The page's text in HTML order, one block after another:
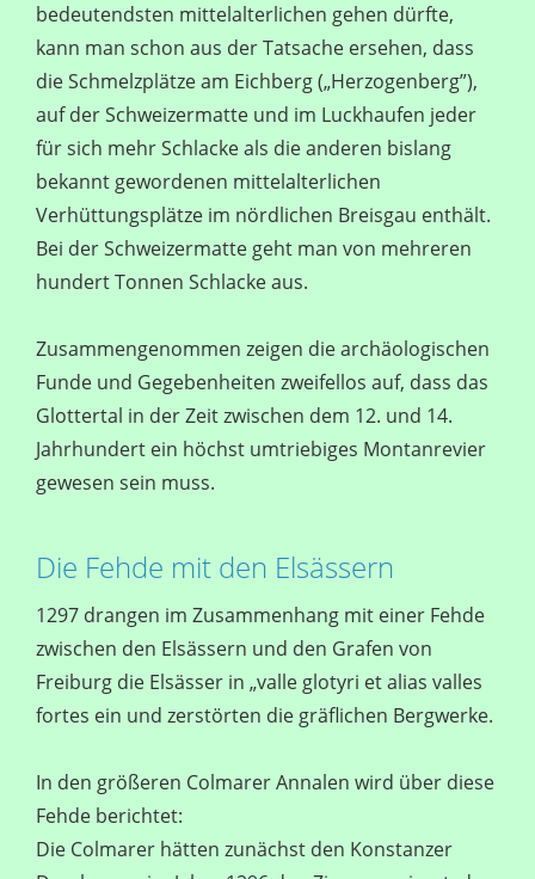
bedeutendsten mittelalterlichen gehen dürfte,
kann man schon aus der Tatsache ersehen, dass
die Schmelzplätze am Eichberg („Herzogenberg”),
auf der Schweizermatte und im Luckhaufen jeder
für sich mehr Schlacke als die anderen bislang
bekannt gewordenen mittelalterlichen
Verhüttungsplätze im nördlichen Breisgau enthält.
Bei der Schweizermatte geht man von mehreren
hundert Tonnen Schlacke aus.
Zusammengenommen zeigen die archäologischen
Funde und Gegebenheiten zweifellos auf, dass das
Glottertal in der Zeit zwischen dem 12. und 14.
Jahrhundert ein höchst umtriebiges Montanrevier
gewesen sein muss.
Die Fehde mit den Elsässern
1297 drangen im Zusammenhang mit einer Fehde
zwischen den Elsässern und den Grafen von
Freiburg die Elsässer in „valle glotyri et alias valles
fortes ein und zerstörten die gräflichen Bergwerke.
In den größeren Colmarer Annalen wird über diese
Fehde berichtet:
Die Colmarer hätten zunächst den Konstanzer